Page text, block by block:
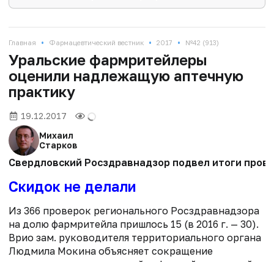
Главная • Фармацевтический вестник • 2017 • №42 (913)
Уральские фармритейлеры
оценили надлежащую аптечную
практику
19.12.2017
Михаил
Старков
Свердловский Росздравнадзор подвел итоги
Скидок не делали
Из 366 проверок регионального Росздравнадзора
на долю фармритейла пришлось 15 (в 2016 г. — 30).
Врио зам. руководителя территориального органа
Людмила Мокина объясняет сокращение